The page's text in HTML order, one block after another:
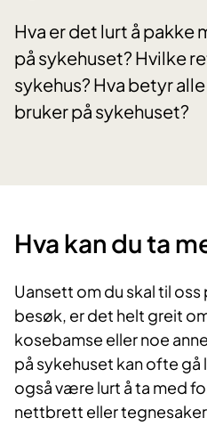
Hva er det lurt å pakke
på sykehuset? Hvilke
sykehus? Hva betyr
bruker på sykehuset?
Hva kan du ta
Uansett om du skal til
besøk, er det helt greit
kosebamse eller noe
på sykehuset kan ofte gå
også være lurt å ta med
nettbrett eller